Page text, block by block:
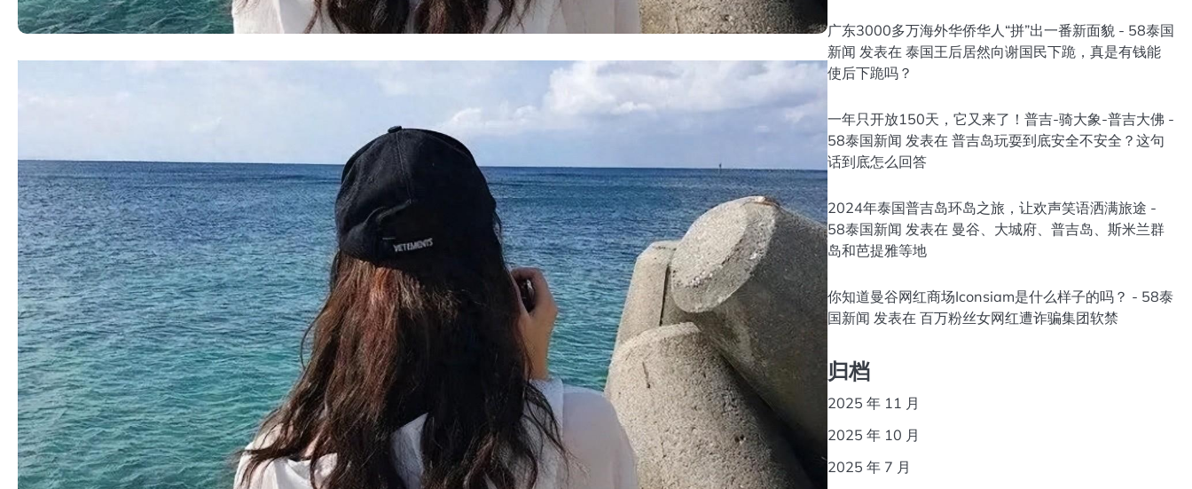
广东3000多万海外华侨华人“拼”出一番新面貌 - 58泰国
新闻 发表在 泰国王后居然向谢国民下跪，真是有钱能
使后下跪吗？
一年只开放150天，它又来了！普吉-骑大象-普吉大佛 -
58泰国新闻 发表在 普吉岛玩耍到底安全不安全？这句
话到底怎么回答
2024年泰国普吉岛环岛之旅，让欢声笑语洒满旅途 -
58泰国新闻 发表在 曼谷、大城府、普吉岛、斯米兰群
岛和芭提雅等地
你知道曼谷网红商场Iconsiam是什么样子的吗？ - 58泰
国新闻 发表在 百万粉丝女网红遭诈骗集团软禁
归档
2025 年 11 月
2025 年 10 月
2025 年 7 月